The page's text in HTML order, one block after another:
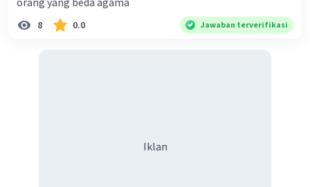
8 0.0 Jawaban terverifikasi
Iklan